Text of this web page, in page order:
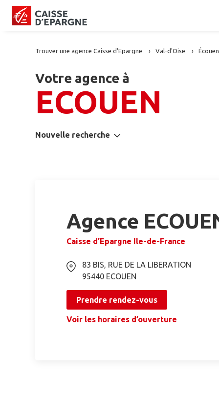
Trouver une agence Caisse d’Epargne Val-d'Oise Écouen
Votre agence à
ECOUEN
Nouvelle recherche
Agence
Caisse d’Epargne Ile-de-France
83 BIS, RUE DE LA LIBERATION
95440 ECOUEN
Prendre rendez-vous
Voir les horaires d’ouverture